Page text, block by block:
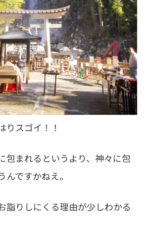
りスゴイ！！
包まれるというより、神々に包
んですかねえ。
詣りしにくる理由が少しわかる